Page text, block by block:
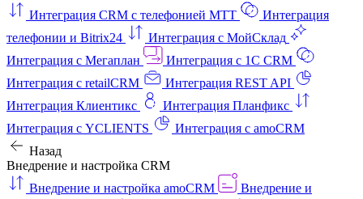
Интеграция CRM с телефонией МТТ
Интеграция
телефонии и Bitrix24
Интеграция с МойСклад
Интеграция с Мегаплан
Интеграция с 1C CRM
Интеграция с retailCRM
Интеграция REST API
Интеграция Клиентикс
Интеграция Планфикс
Интеграция с YCLIENTS
Интеграция с amoCRM
Назад
Внедрение и настройка CRM
Внедрение и настройка amoCRM
Внедрение и